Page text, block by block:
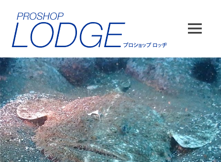
へ
ス
キ
ッ
プ
MENU